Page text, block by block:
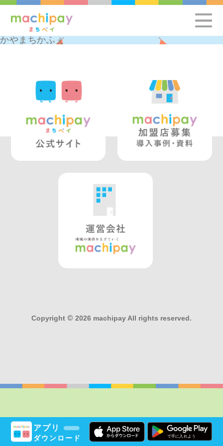
アプリ
ダウンロード
かやまちかふぇ
Copyright © 2026 machipay All rights reserved.